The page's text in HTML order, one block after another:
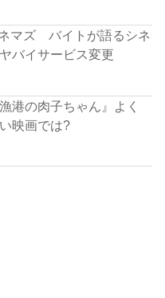
ネマズ バイトが語るシネ
バイサービス変更
港の肉子ちゃん』よく
映画では?